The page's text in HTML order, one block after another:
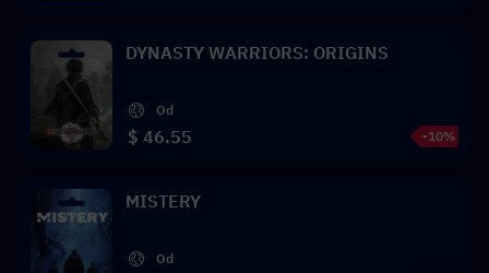
DYNASTY WARRIORS: ORIGINS
Od
$ 46.55 -10%
MISTERY
Od